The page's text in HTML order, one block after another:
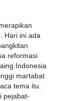
Hari ini ada
reformasi
Indonesia
martabat
tema itu.
pejabat-